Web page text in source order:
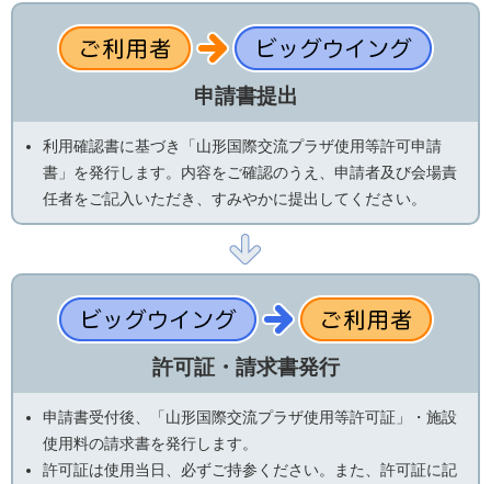
申請書提出
利用確認書に基づき「山形国際交流プラザ使用等許可申請
書」を発行します。内容をご確認のうえ、申請者及び会場責
任者をご記入いただき、すみやかに提出してください。
許可証・請求書発行
申請書受付後、「山形国際交流プラザ使用等許可証」・施設
使用料の請求書を発行します。
許可証は使用当日、必ずご持参ください。また、許可証に記